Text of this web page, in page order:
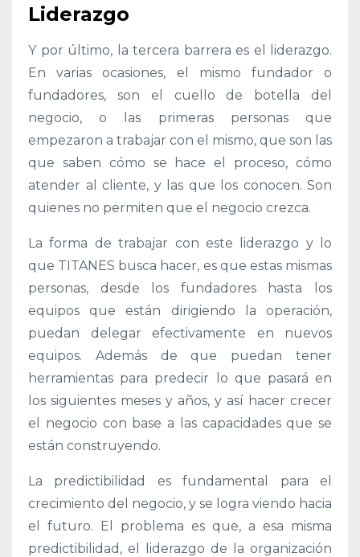
Liderazgo
Y por último, la tercera barrera es el liderazgo.
En varias ocasiones, el mismo fundador o
fundadores, son el cuello de botella del
negocio, o las primeras personas que
empezaron a trabajar con el mismo, que son las
que saben cómo se hace el proceso, cómo
atender al cliente, y las que los conocen. Son
quienes no permiten que el negocio crezca.
La forma de trabajar con este liderazgo y lo
que TITANES busca hacer, es que estas mismas
personas, desde los fundadores hasta los
equipos que están dirigiendo la operación,
puedan delegar efectivamente en nuevos
equipos. Además de que puedan tener
herramientas para predecir lo que pasará en
los siguientes meses y años, y así hacer crecer
el negocio con base a las capacidades que se
están construyendo.
La predictibilidad es fundamental para el
crecimiento del negocio, y se logra viendo hacia
el futuro. El problema es que, a esa misma
predictibilidad, el liderazgo de la organización